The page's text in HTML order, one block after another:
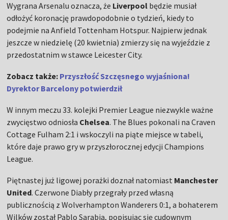
Wygrana Arsenalu oznacza, że Liverpool będzie musiał
odłożyć koronację prawdopodobnie o tydzień, kiedy to
podejmie na Anfield Tottenham Hotspur. Najpierw jednak
jeszcze w niedzielę (20 kwietnia) zmierzy się na wyjeździe z
przedostatnim w stawce Leicester City.
Zobacz także: Przyszłość Szczęsnego wyjaśniona!
Dyrektor Barcelony potwierdził
W innym meczu 33. kolejki Premier League niezwykle ważne
zwycięstwo odniosła Chelsea. The Blues pokonali na Craven
Cottage Fulham 2:1 i wskoczyli na piąte miejsce w tabeli,
które daje prawo gry w przyszłorocznej edycji Champions
League.
Piętnastej już ligowej porażki doznał natomiast Manchester
United. Czerwone Diabły przegrały przed własną
publicznością z Wolverhampton Wanderers 0:1, a bohaterem
Wilków został Pablo Sarabia, popisując się cudownym